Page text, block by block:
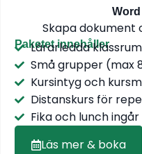
Skapa
Paketet innehåller
Lärarledda
Små grupper (max
Kursintyg och
Distanskurs för
Fika och lunch ingår
Läs mer & boka